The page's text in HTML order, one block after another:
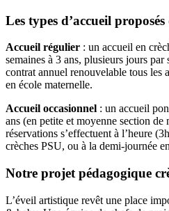
Les types d’accueil
Accueil régulier : un accueil en
semaines à 3 ans, plusieurs jours par
contrat annuel renouvelable tous les
en école maternelle.
Accueil occasionnel : un accueil
ans (en petite et moyenne section de
réservations s’effectuent à l’heure
crèches PSU, ou à la demi-journée
Notre projet pédagogique
L’éveil artistique revêt une place